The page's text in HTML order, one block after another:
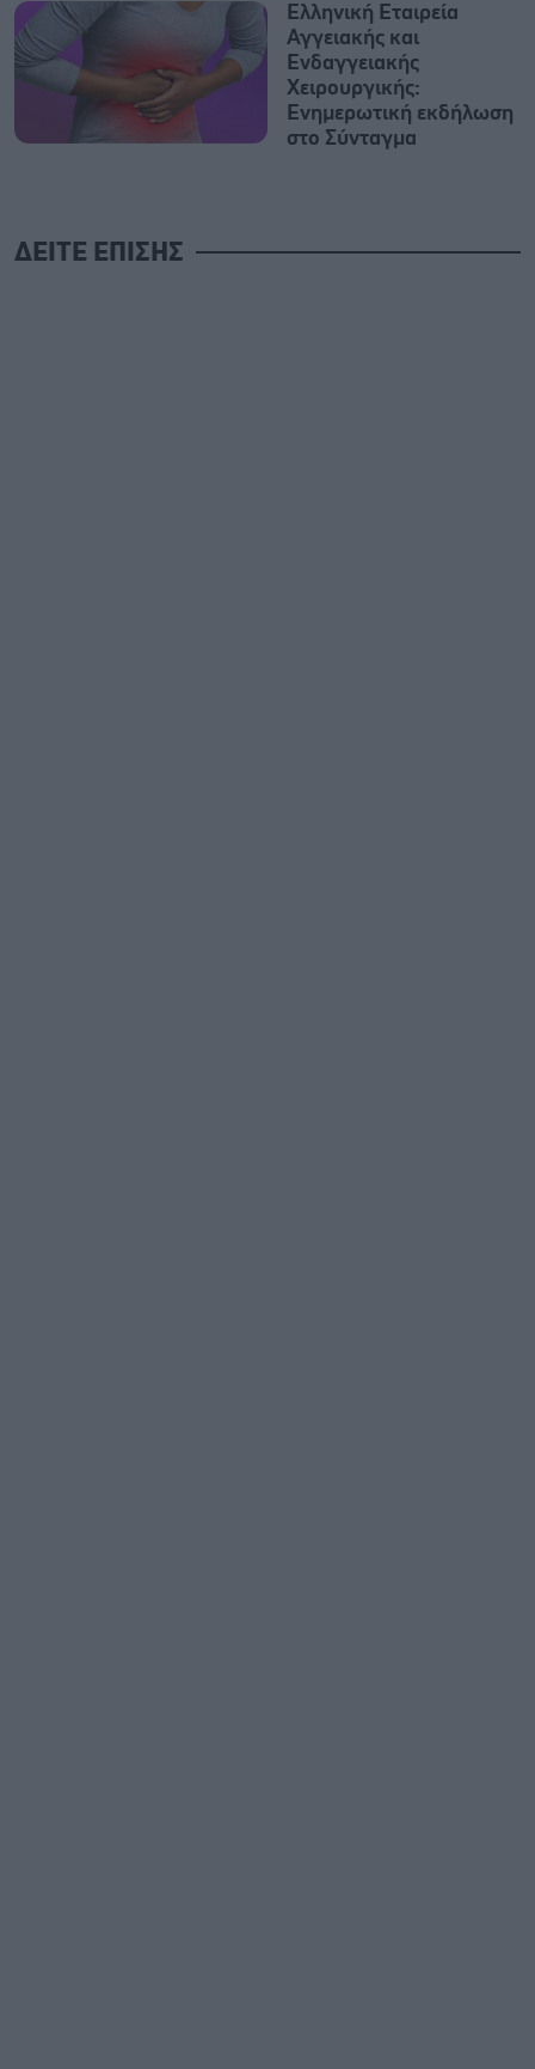
Ελληνική Εταιρεία
Αγγειακής και
Ενδαγγειακής
Χειρουργικής:
Ενημερωτική εκδήλωση
στο Σύνταγμα
ΔΕΙΤΕ ΕΠΙΣΗΣ